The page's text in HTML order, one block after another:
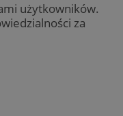
użytkowników.
za